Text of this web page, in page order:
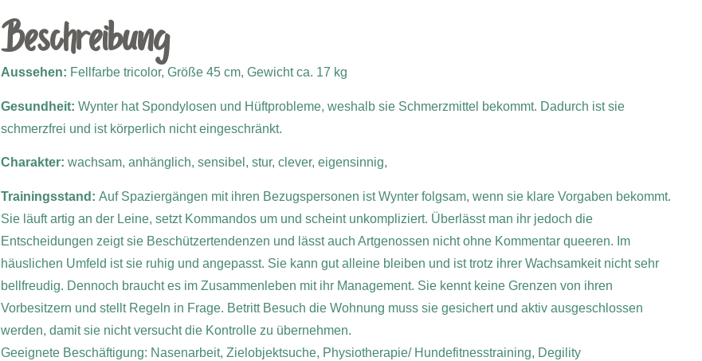
Beschreibung
Aussehen: Fellfarbe tricolor, Größe 45 cm, Gewicht ca. 17 kg
Gesundheit: Wynter hat Spondylosen und Hüftprobleme, weshalb sie Schmerzmittel bekommt. Dadurch ist sie
schmerzfrei und ist körperlich nicht eingeschränkt.
Charakter: wachsam, anhänglich, sensibel, stur, clever, eigensinnig,
Trainingsstand: Auf Spaziergängen mit ihren Bezugspersonen ist Wynter folgsam, wenn sie klare Vorgaben bekommt.
Sie läuft artig an der Leine, setzt Kommandos um und scheint unkompliziert. Überlässt man ihr jedoch die
Entscheidungen zeigt sie Beschützertendenzen und lässt auch Artgenossen nicht ohne Kommentar queeren. Im
häuslichen Umfeld ist sie ruhig und angepasst. Sie kann gut alleine bleiben und ist trotz ihrer Wachsamkeit nicht sehr
bellfreudig. Dennoch braucht es im Zusammenleben mit ihr Management. Sie kennt keine Grenzen von ihren
Vorbesitzern und stellt Regeln in Frage. Betritt Besuch die Wohnung muss sie gesichert und aktiv ausgeschlossen
werden, damit sie nicht versucht die Kontrolle zu übernehmen.
Geeignete Beschäftigung: Nasenarbeit, Zielobjektsuche, Physiotherapie/ Hundefitnesstraining, Degility